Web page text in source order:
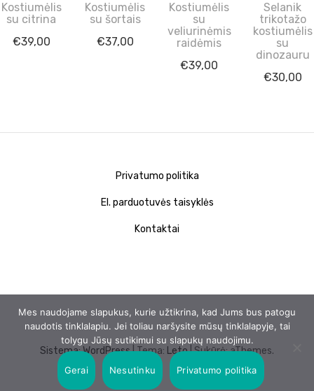
Kostiumėlis
su citrina
€39,00
Kostiumėlis
su šortais
€37,00
Kostiumėlis
su
veliurinėmis
raidėmis
€39,00
Selanik
trikotažo
kostiumėlis
su
dinozauru
€30,00
Privatumo politika
El. parduotuvės taisyklės
Kontaktai
Sistema: WordPress|Tema: Leto| Sukūrė: aThemes.
Mes naudojame slapukus, kurie užtikrina, kad Jums bus patogu
naudotis tinklalapiu. Jei toliau naršysite mūsų tinklalapyje, tai
tolygu Jūsų sutikimui su slapukų naudojimu.
Gerai Nesutinku Privatumo politika